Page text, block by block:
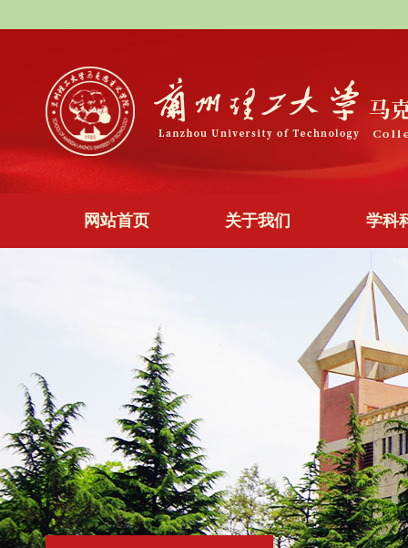
网站首页 关于我们 学科